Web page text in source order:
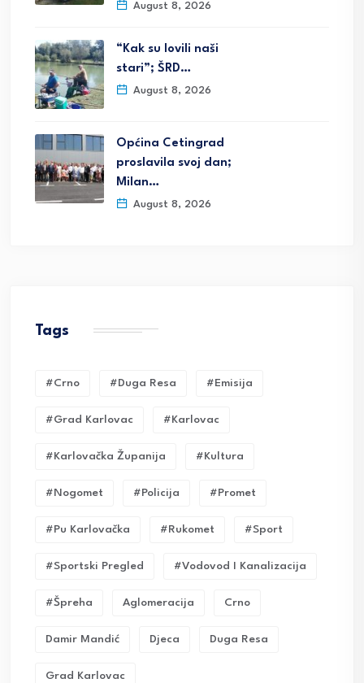
August 8, 2026
“Kak su lovili naši
stari”; ŠRD…
August 8, 2026
Općina Cetingrad
proslavila svoj dan;
Milan…
August 8, 2026
Tags
#crno #duga Resa #emisija
#grad Karlovac #karlovac
#karlovačka Županija #kultura
#nogomet #policija #promet
#pu Karlovačka #rukomet #sport
#sportski Pregled #vodovod I Kanalizacija
#Špreha Aglomeracija Crno
Damir Mandić Djeca Duga Resa
Grad Karlovac